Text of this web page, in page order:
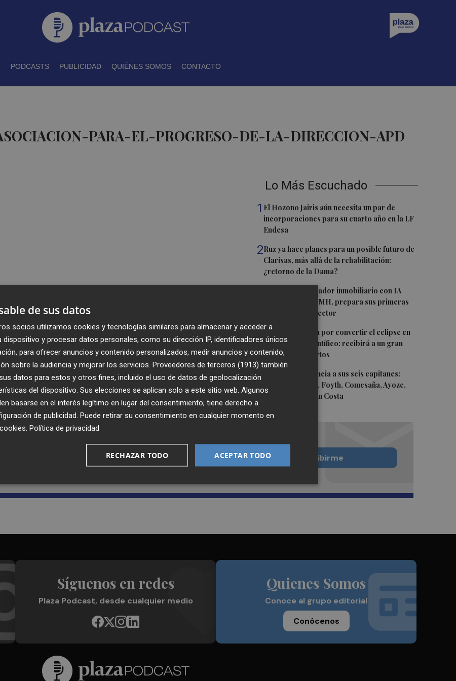
PODCASTS PUBLICIDAD QUIÉNES SOMOS CONTACTO
PARA-EL-PROGRESO-DE-LA-DIRECCION-APD
Lo Más Escuchado
1 El Hozono Jairis aún necesita un par de
incorporaciones para su cuarto año en la LF
Endesa
2Ruz ya hace planes para un posible futuro de
Clarisas, más allá de la rehabilitación:
¿retorno de la Dama?
ViviFind, el buscador inmobiliario con IA
surgido del PCUMH, prepara sus primeras
alianzas con el sector
4Castelló apuesta por convertir el eclipse en
un referente científico: recibirá a un gran
equipo de expertos
5
El Villarreal anuncia a sus seis capitanes:
Gerard Moreno, Foyth, Comesaña, Ayoze,
Cardona y Logan Costa
Recibe toda la actualidad de
Plaza Podcast en tu correo
Quiero suscribirme
Síguenos en redes
Plaza Podcast, desde cualquier medio
Quienes Somos
Conoce al grupo editorial
Conócenos
de sus datos
socios utilizamos cookies y tecnologías similares para almacenar y acceder a
y procesar datos personales, como su dirección IP, identificadores únicos
para ofrecer anuncios y contenido personalizados, medir anuncios y contenido,
sobre la audiencia y mejorar los servicios. Proveedores de terceros (1913) también
datos para estos y otros fines, incluido el uso de datos de geolocalización
del dispositivo. Sus elecciones se aplican solo a este sitio web. Algunos
basarse en el interés legítimo en lugar del consentimiento; tiene derecho a
de publicidad . Puede retirar su consentimiento en cualquier momento en
Política de privacidad
ACEPTAR TODO
RECHAZAR TODO